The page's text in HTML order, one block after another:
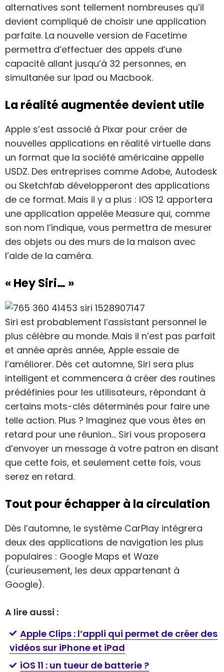
alternatives sont tellement nombreuses qu’il
devient compliqué de choisir une application
parfaite. La nouvelle version de Facetime
permettra d’effectuer des appels d’une
capacité allant jusqu’à 32 personnes, en
simultanée sur Ipad ou Macbook.
La réalité augmentée devient utile
Apple s’est associé à Pixar pour créer de
nouvelles applications en réalité virtuelle dans
un format que la société américaine appelle
USDZ. Des entreprises comme Adobe, Autodesk
ou Sketchfab développeront des applications
de ce format. Mais il y a plus : iOS 12 apportera
une application appelée Measure qui, comme
son nom l’indique, vous permettra de mesurer
des objets ou des murs de la maison avec
l’aide de la caméra.
« Hey Siri… »
Siri est probablement l’assistant personnel le
plus célèbre au monde. Mais il n’est pas parfait
et année après année, Apple essaie de
l’améliorer. Dès cet automne, Siri sera plus
intelligent et commencera à créer des routines
prédéfinies pour les utilisateurs, répondant à
certains mots-clés déterminés pour faire une
telle action. Plus ? Imaginez que vous êtes en
retard pour une réunion… Siri vous proposera
d’envoyer un message à votre patron en disant
que cette fois, et seulement cette fois, vous
serez en retard.
Tout pour échapper à la circulation
Dès l’automne, le système CarPlay intégrera
deux des applications de navigation les plus
populaires : Google Maps et Waze
(curieusement, les deux appartenant à
Google).
A lire aussi :
Apple Clips : l’appli qui permet de créer des
vidéos sur iPhone et iPad
iOS 11 : un tueur de batterie ?